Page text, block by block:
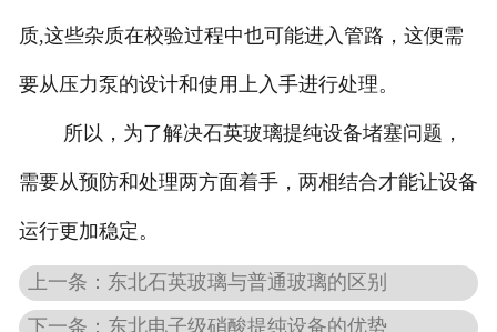
质,这些杂质在校验过程中也可能进入管路，这便需
要从压力泵的设计和使用上入手进行处理。
所以，为了解决石英玻璃提纯设备堵塞问题，
需要从预防和处理两方面着手，两相结合才能让设备
运行更加稳定。
上一条：东北石英玻璃与普通玻璃的区别
下一条：东北电子级硝酸提纯设备的优势